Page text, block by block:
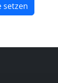
setzen